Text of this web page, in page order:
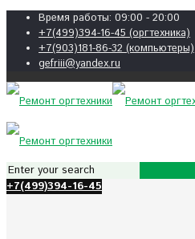
Время работы: 09:00 - 20:00
+7(499)394-16-45 (оргтехника)
+7(903)181-86-32 (компьютеры)
gefriii@yandex.ru
+7(499)394-16-45